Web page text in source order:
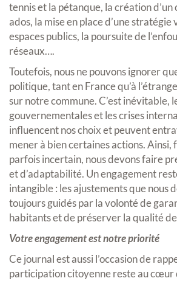
tennis et la pétanque, la création
ados, la mise en place d’une stratégie
espaces publics, la poursuite de
réseaux….
Toutefois, nous ne pouvons ignorer
politique, tant en France qu’à
sur notre commune. C’est inévitable,
gouvernementales et les crises
influencent nos choix et peuvent
mener à bien certaines actions. Ainsi,
parfois incertain, nous devons faire
et d’adaptabilité. Un engagement
intangible : les ajustements que nous
toujours guidés par la volonté de
habitants et de préserver la qualité
Votre engagement est notre priorité
Ce journal est aussi l’occasion de
participation citoyenne reste au cœur